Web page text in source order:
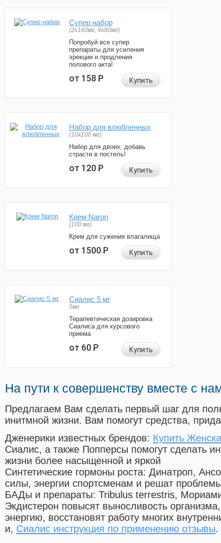
Супер набор
(2х160мг, 4х80мг)
Попробуй все супер
препараты для усиления
эрекции и продления
полового акта!
от 158Р Купить
Набор для влюбленных
(10х100 мг)
Набор для двоих, добавь
страсти в постель!
от 120Р Купить
Крем Naron
(100 мг)
Крем для сужения влагалища
от 1500Р Купить
Сиалис 5 мг
5мг
Терапевтическая дозировка
Сиалиса для курсового
приема
от 60Р Купить
На пути к совершенству вместе с
Предлагаем Вам сделать первый шаг для
инитмной жизни. Вам помогут средства,
Дженерики известных брендов: Купить
Сиалис, а также Попперсы помогут сделать
жизни более насыщенной и яркой
Синтетические гормоны роста: Динатроп,
силы, энергии спортсменам и решат
БАДы и препараты: Tribulus terrestris,
Экдистерон повысят выносливость
энергию, восстановят работу многих
и, Сиалис инструкция по применению отзывы.